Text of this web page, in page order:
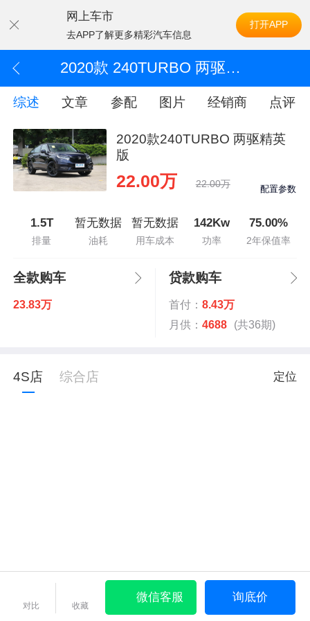
网上车市
去APP了解更多精彩汽车信息
打开APP
2020款 240TURBO 两驱精英版
综述 文章 参配 图片 经销商 点评
2020款240TURBO 两驱精英
版
22.00万 22.00万 配置参数
1.5T
排量
暂无数据
油耗
暂无数据
用车成本
142Kw
功率
75.00%
2年保值率
全款购车
23.83万
贷款购车
首付： 8.43万
月供： 4688 (共36期)
4S店 综合店 定位
对比 收藏
微信客服 询底价